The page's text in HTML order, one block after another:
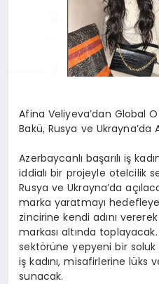
Afina Veliyeva’dan Global
Bakü, Rusya ve Ukrayna’da
Azerbaycanlı başarılı iş
iddialı bir projeyle otelcilik
Rusya ve Ukrayna’da
marka yaratmayı
zincirine kendi adını
markası altında
sektörüne yepyeni bir soluk
iş kadını, misafirlerine lüks
sunacak.